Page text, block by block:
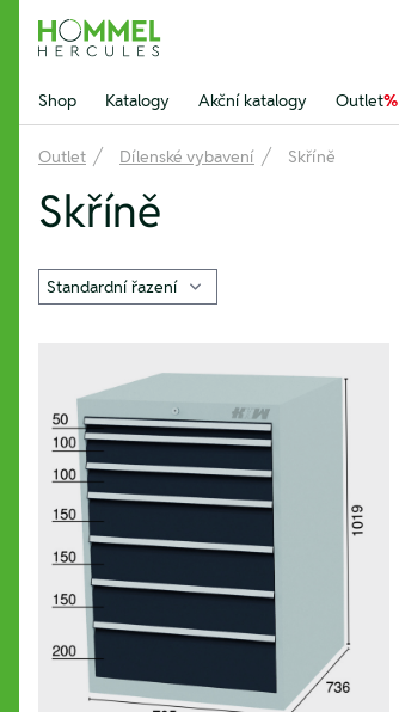
Hommel Hercules
Shop Katalogy Akční katalogy Outlet%
Outlet Dílenské vybavení Skříně
Skříně